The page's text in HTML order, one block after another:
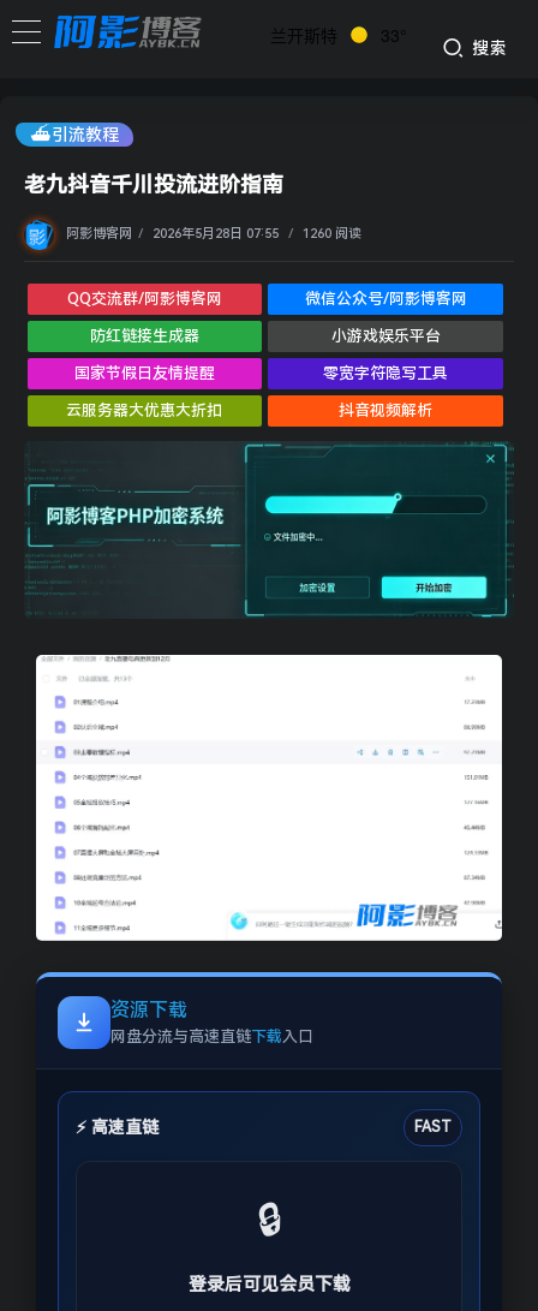
兰开斯特 33°
搜索
⛴引流教程
老九抖音千川投流进阶指南
阿影博客网 / 2026年5月28日 07:55 / 1260 阅读
QQ交流群/阿影博客网 微信公众号/阿影博客网
防红链接生成器 小游戏娱乐平台
国家节假日友情提醒 零宽字符隐写工具
云服务器大优惠大折扣 抖音视频解析
image
资源下载
网盘分流与高速直链下载 入口
⚡ 高速直链 FAST
🔒
登录后可见会员下载